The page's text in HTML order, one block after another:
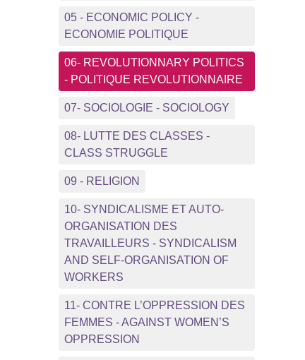
05 - ECONOMIC POLICY -
ECONOMIE POLITIQUE
06- REVOLUTIONNARY POLITICS
- POLITIQUE REVOLUTIONNAIRE
07- SOCIOLOGIE - SOCIOLOGY
08- LUTTE DES CLASSES -
CLASS STRUGGLE
09 - RELIGION
10- SYNDICALISME ET AUTO-
ORGANISATION DES
TRAVAILLEURS - SYNDICALISM
AND SELF-ORGANISATION OF
WORKERS
11- CONTRE L’OPPRESSION DES
FEMMES - AGAINST WOMEN’S
OPPRESSION